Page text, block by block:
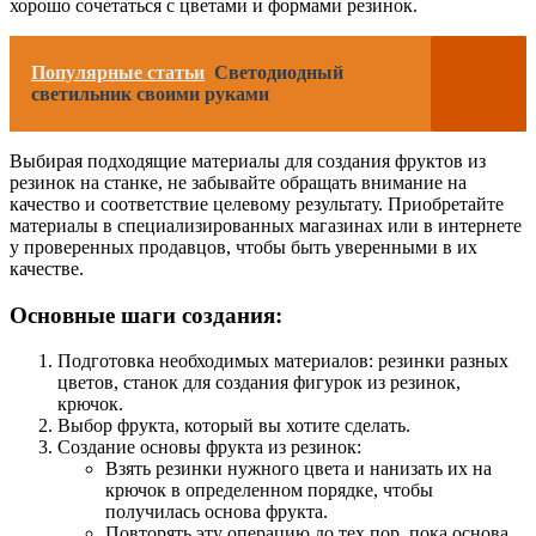
хорошо сочетаться с цветами и формами резинок.
Популярные статьи Светодиодный
светильник своими руками
Выбирая подходящие материалы для создания фруктов из
резинок на станке, не забывайте обращать внимание на
качество и соответствие целевому результату. Приобретайте
материалы в специализированных магазинах или в интернете
у проверенных продавцов, чтобы быть уверенными в их
качестве.
Основные шаги создания:
Подготовка необходимых материалов: резинки разных
цветов, станок для создания фигурок из резинок,
крючок.
Выбор фрукта, который вы хотите сделать.
Создание основы фрукта из резинок:
Взять резинки нужного цвета и нанизать их на
крючок в определенном порядке, чтобы
получилась основа фрукта.